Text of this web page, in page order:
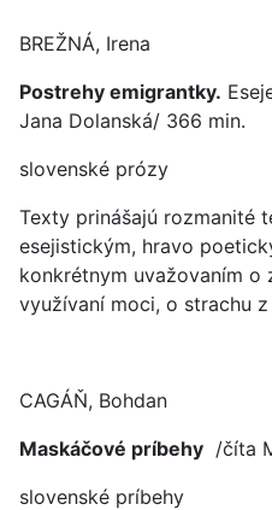
BREŽNÁ, Irena
Postrehy emigrantky.
Jana Dolanská/ 366 min.
slovenské prózy
Texty prinášajú rozmanité
esejistickým, hravo
konkrétnym uvažovaním o
využívaní moci, o strachu
CAGÁŇ, Bohdan
Maskáčové príbehy /číta
slovenské príbehy